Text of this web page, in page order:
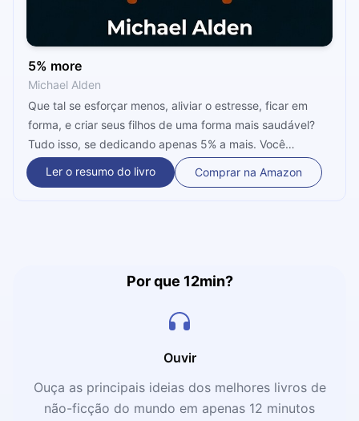
5% more
Michael Alden
Que tal se esforçar menos, aliviar o estresse, ficar em
forma, e criar seus filhos de uma forma mais saudável?
Tudo isso, se dedicando apenas 5% a mais. Você
consegue? De acordo com o autor do presente
microbook, se você consegue dedicar-se apenas mais
Ler o resumo do livro Comprar na Amazon
Por que 12min?
Ouvir
Ouça as principais ideias dos melhores livros de
não-ficção do mundo em apenas 12 minutos